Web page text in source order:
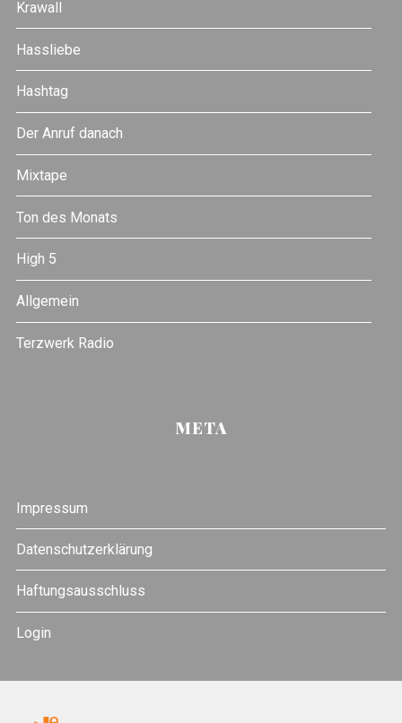
Krawall
Hassliebe
Hashtag
Der Anruf danach
Mixtape
Ton des Monats
High 5
Allgemein
Terzwerk Radio
META
Impressum
Datenschutzerklärung
Haftungsausschluss
Login